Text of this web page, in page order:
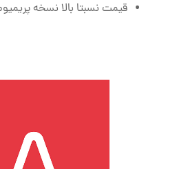
قیمت نسبتا بالا نسخه پریمیوم